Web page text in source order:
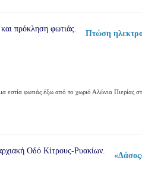
Πτώση
φωτιάς έξω από το χωριό Αλώνια Πιερίας